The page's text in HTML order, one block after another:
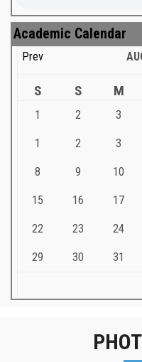
Academic Calendar
Prev
S S M
1 2 3
1 2 3
8 9 10
15 16 17
22 23 24
29 30 31